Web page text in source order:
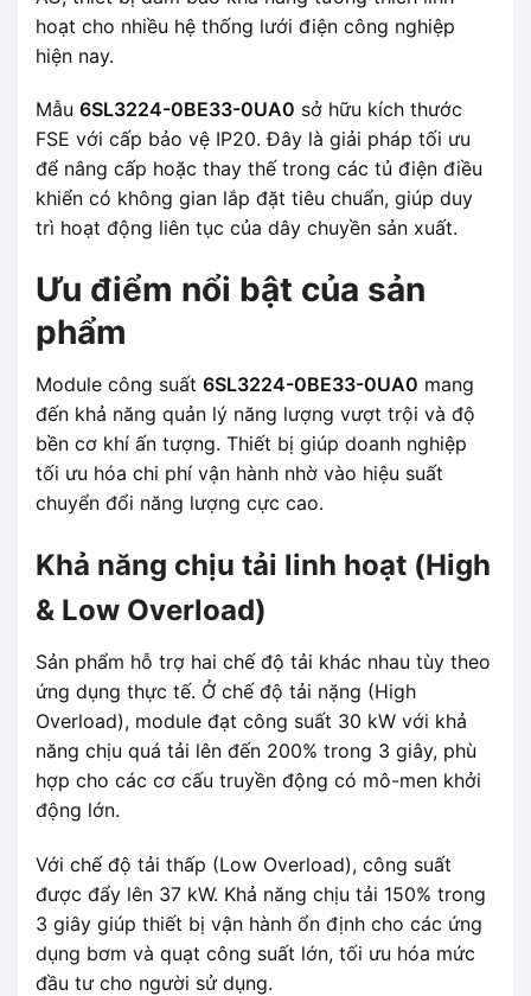
hoạt cho nhiều hệ thống lưới điện công nghiệp
hiện nay.
Mẫu 6SL3224-0BE33-0UA0 sở hữu kích thước
FSE với cấp bảo vệ IP20. Đây là giải pháp tối ưu
để nâng cấp hoặc thay thế trong các tủ điện điều
khiển có không gian lắp đặt tiêu chuẩn, giúp duy
trì hoạt động liên tục của dây chuyền sản xuất.
Ưu điểm nổi bật của sản
phẩm
Module công suất 6SL3224-0BE33-0UA0 mang
đến khả năng quản lý năng lượng vượt trội và độ
bền cơ khí ấn tượng. Thiết bị giúp doanh nghiệp
tối ưu hóa chi phí vận hành nhờ vào hiệu suất
chuyển đổi năng lượng cực cao.
Khả năng chịu tải linh hoạt (High
& Low Overload)
Sản phẩm hỗ trợ hai chế độ tải khác nhau tùy theo
ứng dụng thực tế. Ở chế độ tải nặng (High
Overload), module đạt công suất 30 kW với khả
năng chịu quá tải lên đến 200% trong 3 giây, phù
hợp cho các cơ cấu truyền động có mô-men khởi
động lớn.
Với chế độ tải thấp (Low Overload), công suất
được đẩy lên 37 kW. Khả năng chịu tải 150% trong
3 giây giúp thiết bị vận hành ổn định cho các ứng
dụng bơm và quạt công suất lớn, tối ưu hóa mức
đầu tư cho người sử dụng.